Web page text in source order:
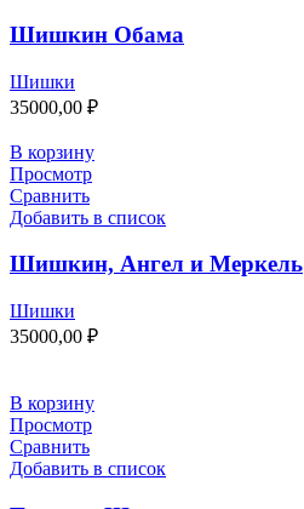
Шишкин Обама
Шишки
35000,00 ₽
В корзину
Просмотр
Сравнить
Добавить в список
Шишкин, Ангел и Меркель
Шишки
35000,00 ₽
В корзину
Просмотр
Сравнить
Добавить в список